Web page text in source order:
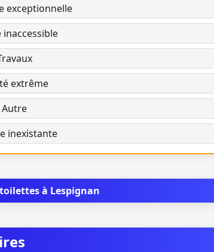
exceptionnelle
inaccessible
extrême
Autre
inexistante
à Lespignan